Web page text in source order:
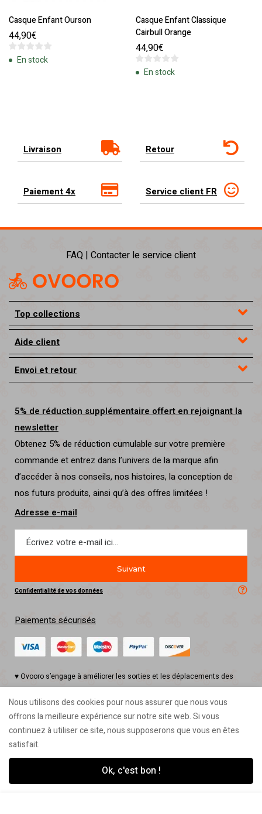
Casque Enfant Ourson
44,90€
En stock
Casque Enfant Classique
Cairbull Orange
44,90€
En stock
Livraison Retour
Paiement 4x Service client FR
FAQ | Contacter le service client
Top collections
Aide client
Envoi et retour
Adresse e-mail
Suivant
Confidentialité de vos données
5% de réduction supplémentaire offert en rejoignant la
newsletter
Obtenez 5% de réduction cumulable sur votre première
commande et entrez dans l’univers de la marque afin
d’accéder à nos conseils, nos histoires, la conception de
nos futurs produits, ainsi qu’à des offres limitées !
♥ Ovooro s’engage à améliorer les sorties et les déplacements des
utiles et éco-responsables 🌿 🇫🇷
2025 © Ovooro, tous droits réservés
Paiements sécurisés
Nous utilisons des cookies pour nous assurer que nous vous
offrons la meilleure expérience sur notre site web. Si vous
continuez à utiliser ce site, nous supposerons que vous en êtes
satisfait.
Ok, c'est bon !